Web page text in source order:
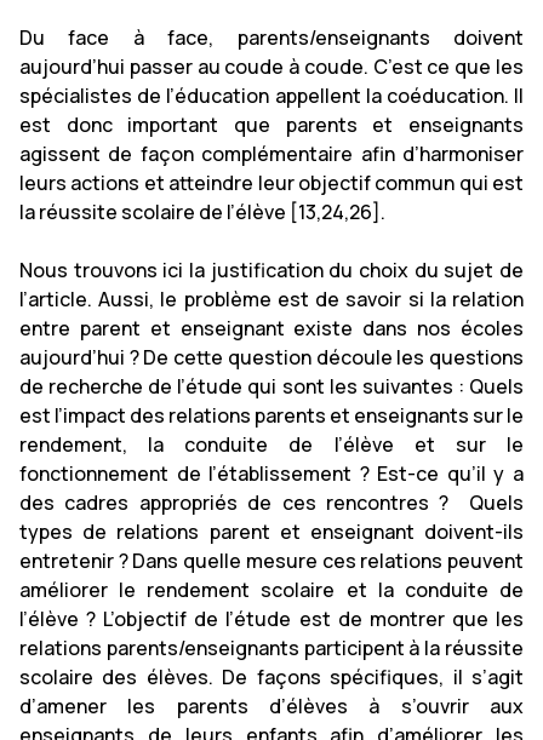
Du face à face, parents/enseignants doivent
aujourd’hui passer au coude à coude. C’est ce que les
spécialistes de l’éducation appellent la coéducation. Il
est donc important que parents et enseignants
agissent de façon complémentaire afin d’harmoniser
leurs actions et atteindre leur objectif commun qui est
la réussite scolaire de l’élève [13,24,26].
Nous trouvons ici la justification du choix du sujet de
l’article. Aussi, le problème est de savoir si la relation
entre parent et enseignant existe dans nos écoles
aujourd’hui ? De cette question découle les questions
de recherche de l’étude qui sont les suivantes : Quels
est l’impact des relations parents et enseignants sur le
rendement, la conduite de l’élève et sur le
fonctionnement de l’établissement ? Est-ce qu’il y a
des cadres appropriés de ces rencontres ? Quels
types de relations parent et enseignant doivent-ils
entretenir ? Dans quelle mesure ces relations peuvent
améliorer le rendement scolaire et la conduite de
l’élève ? L’objectif de l’étude est de montrer que les
relations parents/enseignants participent à la réussite
scolaire des élèves. De façons spécifiques, il s’agit
d’amener les parents d’élèves à s’ouvrir aux